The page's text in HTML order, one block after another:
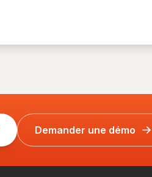
Demander une démo